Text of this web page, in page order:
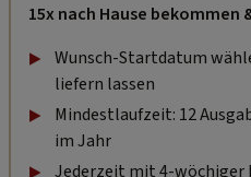
15x nach Hause bekommen
Wunsch-Startdatum
liefern lassen
Mindestlaufzeit: 12
im Jahr
Jederzeit mit 4-wöchiger